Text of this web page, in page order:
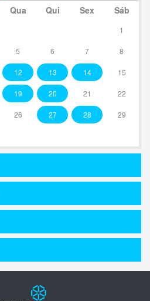
Qua Qui Sex Sáb
1
5 6 7 8
12 13 14 15
19 20 21 22
26 27 28 29